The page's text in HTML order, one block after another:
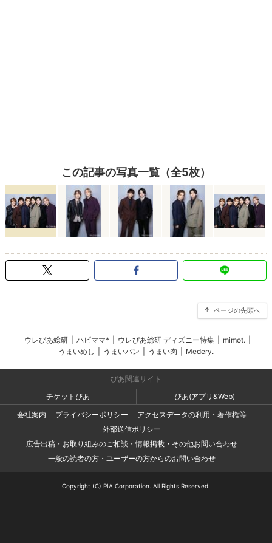
この記事の写真一覧（全5枚）
ページの先頭へ
ウレぴあ総研 ハピママ* ウレぴあ総研 ディズニー特集 mimot.
うまいめし
うまいパン うまい肉 Medery.
ぴあ関連サイト
チケットぴあ
ぴあ(アプリ&Web)
会社案内
プライバシーポリシー
アクセスデータの利用・著作権等
外部送信ポリシー
広告出稿・お取り組みのご相談・情報掲載・その他お問い合わせ
一般の読者の方・ユーザーの方からのお問い合わせ
Copyright (C) PIA Corporation. All Rights Reserved.